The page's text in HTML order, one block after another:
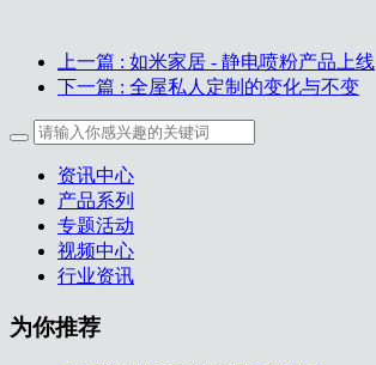
上一篇 : 如米家居 - 静电喷粉产品上线
下一篇 : 全屋私人定制的变化与不变
资讯中心
产品系列
专题活动
视频中心
行业资讯
为你推荐